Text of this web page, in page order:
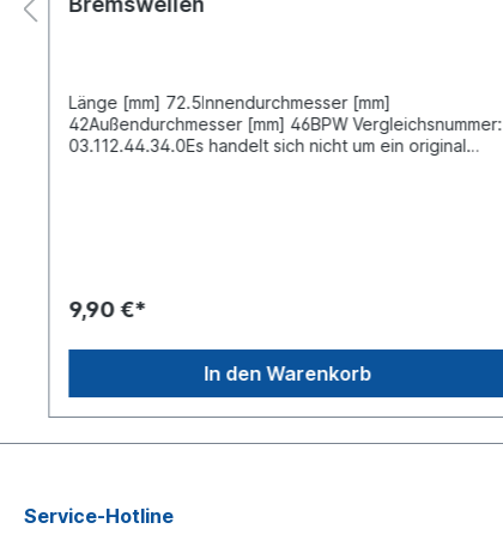
Länge [mm] 72.5Innendurchmesser [mm]
42Außendurchmesser [mm] 46BPW Vergleichsnummer:
03.112.44.34.0Es handelt sich nicht um ein original
9,90 €*
In den Warenkorb
Service-Hotline